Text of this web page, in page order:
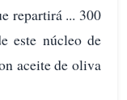
repartirá ... 300
este núcleo de
aceite de oliva